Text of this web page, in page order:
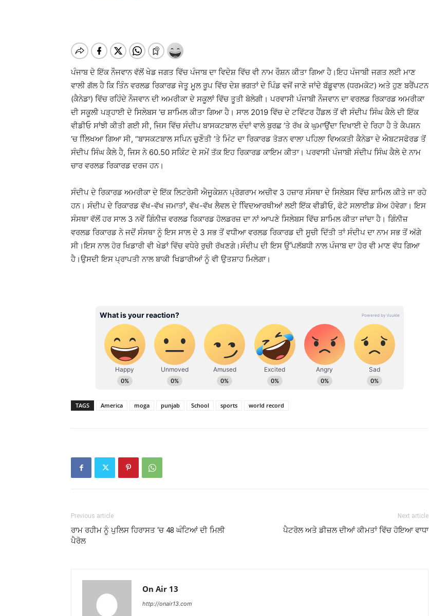
ਪੰਜਾਬ ਦੇ ਇੱਕ ਨੌਜਵਾਨ ਵੱਲੋਂ ਖੇਡ ਜਗਤ ਵਿੱਚ ਪੰਜਾਬ ਦਾ ਵਿਦੇਸ਼ ਵਿੱਚ ਵੀ ਨਾਮ ਰੌਸ਼ਨ ਕੀਤਾ ਗਿਆ ਹੈ।ਇਹ ਪੰਜਾਬੀ ਜਗਤ ਲਈ ਮਾਣ
ਵਾਲੀ ਗੱਲ ਹੈ ਕਿ ਤਿੰਨ ਵਰਲਡ ਰਿਕਾਰਡ ਜੇਤੂ ਮੂਲ ਰੂਪ ਵਿੱਚ ਦੇਸ਼ ਭਗਤਾਂ ਦੇ ਪਿੰਡ ਵਜੋਂ ਜਾਣੇ ਜਾਂਦੇ ਬੱਡੂਵਾਲ (ਧਰਮਕੋਟ) ਅਤੇ ਹੁਣ ਬਰੈਂਪਟਨ
(ਕੈਨੇਡਾ) ਵਿੱਚ ਰਹਿੰਦੇ ਨੌਜਵਾਨ ਦੀ ਅਮਰੀਕਾ ਦੇ ਸਕੂਲਾਂ ਵਿੱਚ ਤੂਤੀ ਬੋਲੇਗੀ। ਪਰਵਾਸੀ ਪੰਜਾਬੀ ਨੌਜਵਾਨ ਦਾ ਵਰਲਡ ਰਿਕਾਰਡ ਅਮਰੀਕਾ
ਦੀ ਸਕੂਲੀ ਪੜ੍ਹਾਈ ਦੇ ਸਿਲੇਬਸ ’ਚ ਸ਼ਾਮਿਲ ਕੀਤਾ ਗਿਆ ਹੈ। ਸਾਲ 2019 ਵਿੱਚ ਦੇ ਟਵਿੱਟਰ ਹੈਂਡਲ ਤੋਂ ਵੀ ਸੰਦੀਪ ਸਿੰਘ ਕੈਲੇ ਦੀ ਇੱਕ
ਵੀਡੀਓ ਸਾਂਝੀ ਕੀਤੀ ਗਈ ਸੀ, ਜਿਸ ਵਿੱਚ ਸੰਦੀਪ ਬਾਸਕਟਬਾਲ ਦੰਦਾਂ ਵਾਲੇ ਬੁਰਛ ’ਤੇ ਰੱਖ ਕੇ ਘੁਮਾਉਂਦਾ ਦਿਖਾਈ ਦੇ ਰਿਹਾ ਹੈ ਤੇ ਕੈਪਸ਼ਨ
’ਚ ਲਿਿਖਆ ਗਿਆ ਸੀ, “ਬਾਸਕਟਬਾਲ ਸਪਿਨ ਚੁਣੌਤੀ ’ਤੇ ਮਿੰਟ ਦਾ ਰਿਕਾਰਡ ਤੋੜਨ ਵਾਲਾ ਪਹਿਲਾ ਵਿਅਕਤੀ ਕੈਨੇਡਾ ਦੇ ਐਬਟਸਫੋਰਡ ਤੋਂ
ਸੰਦੀਪ ਸਿੰਘ ਕੈਲੇ ਹੈ, ਜਿਸ ਨੇ 60.50 ਸਕਿੰਟ ਦੇ ਸਮੇਂ ਤੱਕ ਇਹ ਰਿਕਾਰਡ ਕਾਇਮ ਕੀਤਾ। ਪਰਵਾਸੀ ਪੰਜਾਬੀ ਸੰਦੀਪ ਸਿੰਘ ਕੈਲੇ ਦੇ ਨਾਮ
ਚਾਰ ਵਰਲਡ ਰਿਕਾਰਡ ਦਰਜ ਹਨ।
ਸੰਦੀਪ ਦੇ ਰਿਕਾਰਡ ਅਮਰੀਕਾ ਦੇ ਇੱਕ ਲਿਟਰੇਸੀ ਐਜੂਕੇਸ਼ਨ ਪ੍ਰੋਗਰਾਮ ਅਚੀਵ 3 ਹਜ਼ਾਰ ਸੰਸਥਾ ਦੇ ਸਿਲੇਬਸ ਵਿੱਚ ਸ਼ਾਮਿਲ ਕੀਤੇ ਜਾ ਰਹੇ
ਹਨ। ਸੰਦੀਪ ਦੇ ਰਿਕਾਰਡ ਵੱਖ-ਵੱਖ ਜਮਾਤਾਂ, ਵੱਖ-ਵੱਖ ਲੈਵਲ ਦੇ ਵਿਿਦਆਰਥੀਆਂ ਲਈ ਇੱਕ ਵੀਡੀਓ, ਫੋਟੋ ਸਲਾਈਡ ਸ਼ੋਅ ਹੋਵੇਗਾ। ਇਸ
ਸੰਸਥਾ ਵੱਲੋਂ ਹਰ ਸਾਲ 3 ਨਵੇਂ ਗਿੰਨੀਜ਼ ਵਰਲਡ ਰਿਕਾਰਡ ਹੋਲਡਰਜ਼ ਦਾ ਨਾਂ ਆਪਣੇ ਸਿਲੇਬਸ ਵਿੱਚ ਸ਼ਾਮਿਲ ਕੀਤਾ ਜਾਂਦਾ ਹੈ। ਗਿੰਨੀਜ਼
ਵਰਲਡ ਰਿਕਾਰਡ ਨੇ ਜਦੋਂ ਸੰਸਥਾ ਨੂੰ ਇਸ ਸਾਲ ਦੇ 3 ਸਭ ਤੋਂ ਵਧੀਆ ਵਰਲਡ ਰਿਕਾਰਡ ਦੀ ਸੂਚੀ ਦਿੱਤੀ ਤਾਂ ਸੰਦੀਪ ਦਾ ਨਾਮ ਸਭ ਤੋਂ ਅੱਗੇ
ਸੀ।ਇਸ ਨਾਲ ਹੋਰ ਖਿਡਾਰੀ ਵੀ ਖੇਡਾਂ ਵਿੱਚ ਵਧੇਰੇ ਰੁਚੀ ਰੱਖਣਗੇ।ਸੰਦੀਪ ਦੀ ਇਸ ਉੱਪਲੱਬਧੀ ਨਾਲ ਪੰਜਾਬ ਦਾ ਹੋਰ ਵੀ ਮਾਣ ਵੱਧ ਗਿਆ
ਹੈ।ਉਸਦੀ ਇਸ ਪ੍ਰਾਪਤੀ ਨਾਲ ਬਾਕੀ ਖਿਡਾਰੀਆਂ ਨੂੰ ਵੀ ਉਤਸ਼ਾਹ ਮਿਲੇਗਾ।
TAGS America moga punjab School sports world record
Previous article
ਰਾਮ ਰਹੀਮ ਨੂੰ ਪੁਲਿਸ ਹਿਰਾਸਤ ‘ਚ 48 ਘੰਟਿਆਂ ਦੀ ਮਿਲੀ
ਪੈਰੋਲ
Next article
ਪੈਟਰੋਲ ਅਤੇ ਡੀਜ਼ਲ ਦੀਆਂ ਕੀਮਤਾਂ ਵਿੱਚ ਹੋਇਆ ਵਾਧਾ
On Air 13
http://onair13.com